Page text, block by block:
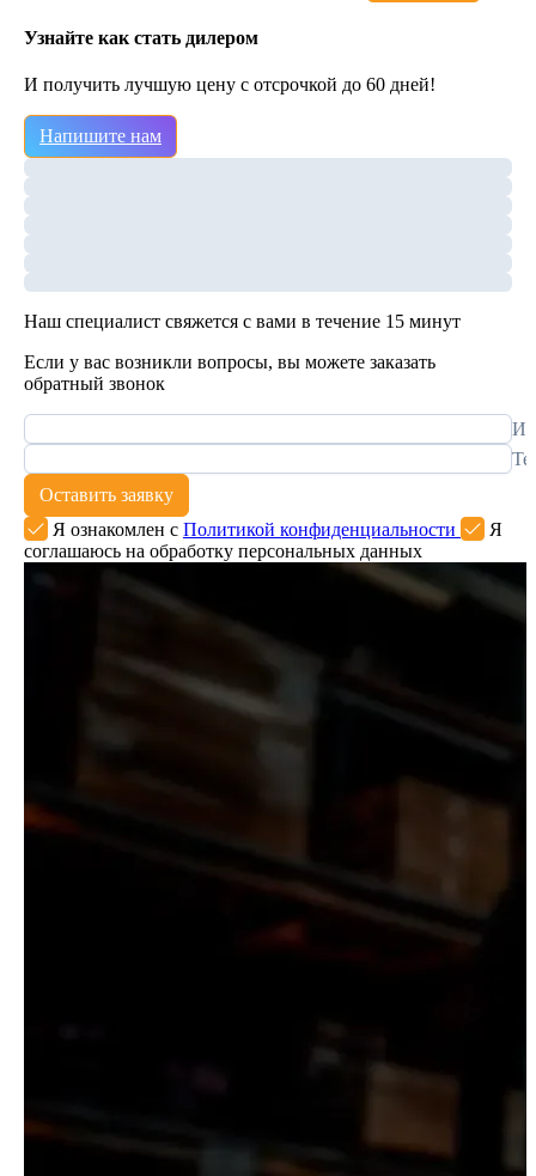
Узнайте как стать дилером
И получить лучшую цену с отсрочкой до 60 дней!
Напишите нам
Наш специалист свяжется с вами в течение 15 минут
Если у вас возникли вопросы, вы можете заказать
обратный звонок
Оставить заявку
Я ознакомлен с Политикой конфиденциальности
Я
соглашаюсь на обработку персональных данных